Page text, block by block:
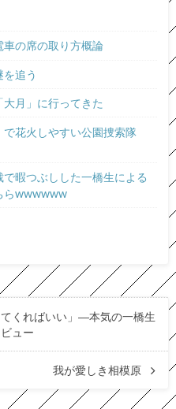
車の席の取り方概論
追う
月」に行ってきた
で花火しやすい公園捜索隊
で暇つぶしした一橋生による
らwwwwww
てくればいい」―本気の一橋生
ュー
我が愛しき相模原